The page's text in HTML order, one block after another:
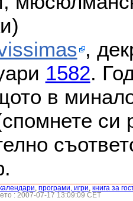
,
1582.
в
си
, програми, игри, книга за
: 2007-07-17 13:09:09 CET